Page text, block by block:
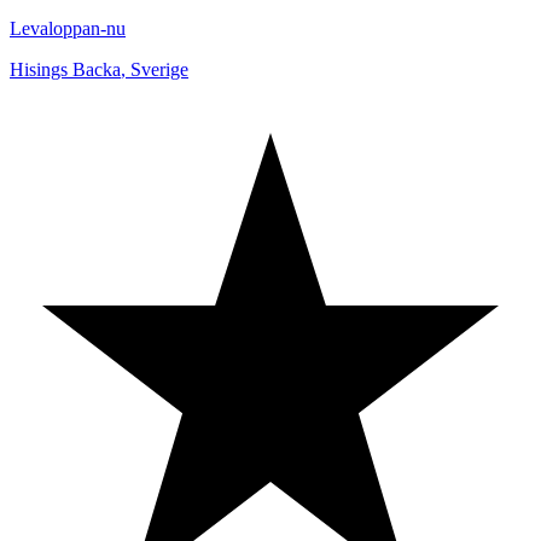
Levaloppan-nu
Hisings Backa, Sverige